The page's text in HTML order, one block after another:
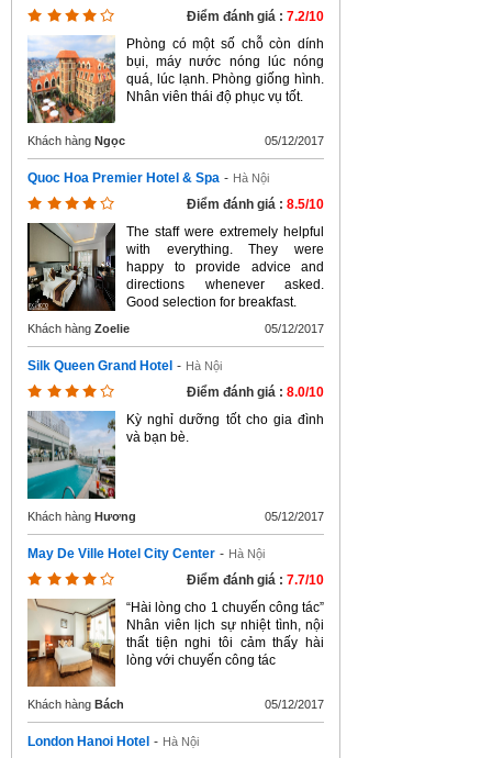
Điểm đánh giá : 7.2/10
Phòng có một số chỗ còn dính
bụi, máy nước nóng lúc nóng
quá, lúc lạnh. Phòng giống hình.
Nhân viên thái độ phục vụ tốt.
Khách hàng Ngọc 05/12/2017
Quoc Hoa Premier Hotel & Spa - Hà Nội
Điểm đánh giá : 8.5/10
The staff were extremely helpful
with everything. They were
happy to provide advice and
directions whenever asked.
Good selection for breakfast.
Khách hàng Zoelie 05/12/2017
Silk Queen Grand Hotel - Hà Nội
Điểm đánh giá : 8.0/10
Kỳ nghỉ dưỡng tốt cho gia đình
và bạn bè.
Khách hàng Hương 05/12/2017
May De Ville Hotel City Center - Hà Nội
Điểm đánh giá : 7.7/10
“Hài lòng cho 1 chuyến công tác”
Nhân viên lịch sự nhiệt tình, nội
thất tiện nghi tôi cảm thấy hài
lòng với chuyến công tác
Khách hàng Bách 05/12/2017
London Hanoi Hotel - Hà Nội